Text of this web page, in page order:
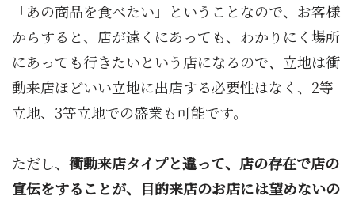
「あの商品を食べたい」ということなので、お客様
からすると、店が遠くにあっても、わかりにく場所
にあっても行きたいという店になるので、立地は衝
動来店ほどいい立地に出店する必要性はなく、2等
立地、3等立地での盛業も可能です。
ただし、 衝動来店タイプと違って、店の存在で店の
宣伝をすることが、目的来店のお店には望めないの